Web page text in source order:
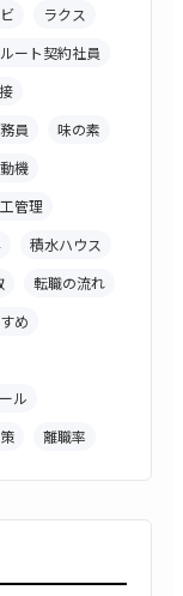
ラクス
ート契約社員
員
味の素
機
管理
積水ハウス
転職の流れ
め
ル
離職率